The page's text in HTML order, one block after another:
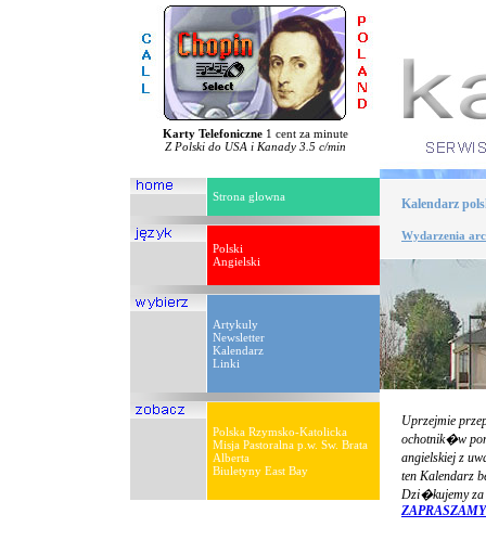
Karty Telefoniczne 1 cent za minute
Z Polski do USA i Kanady 3.5 c/min
Strona glowna
Polski
Angielski
Artykuly
Newsletter
Kalendarz
Linki
Polska Rzymsko-Katolicka
Misja Pastoralna p.w. Sw. Brata
Alberta
Biuletyny East Bay
Kalendarz
Wydarzenia
Uprzejmie
ochotnik�w
angielskiej z
ten Kalendarz
Dzi�kujemy za